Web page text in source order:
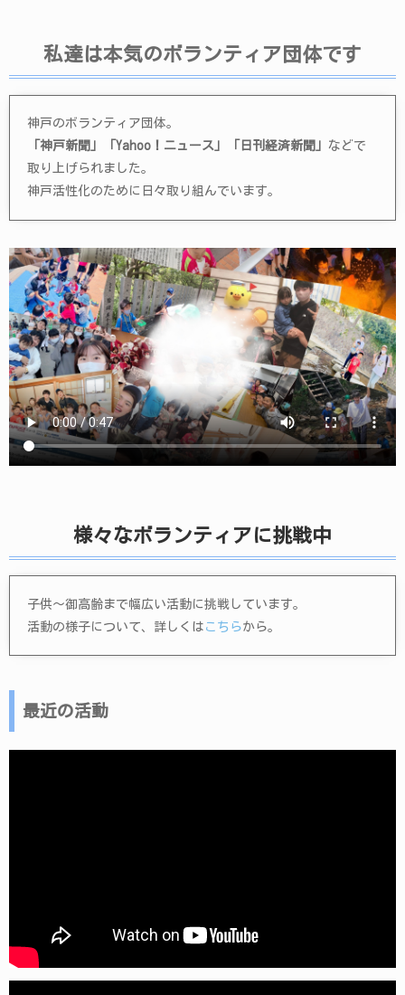
私達は本気のボランティア団体です
神戸のボランティア団体。
「神戸新聞」「Yahoo！ニュース」「日刊経済新聞」 などで
取り上げられました。
神戸活性化のために日々取り組んでいます。
様々なボランティアに挑戦中
子供〜御高齢まで幅広い活動に挑戦しています。
活動の様子について、詳しくは こちらから。
最近の活動